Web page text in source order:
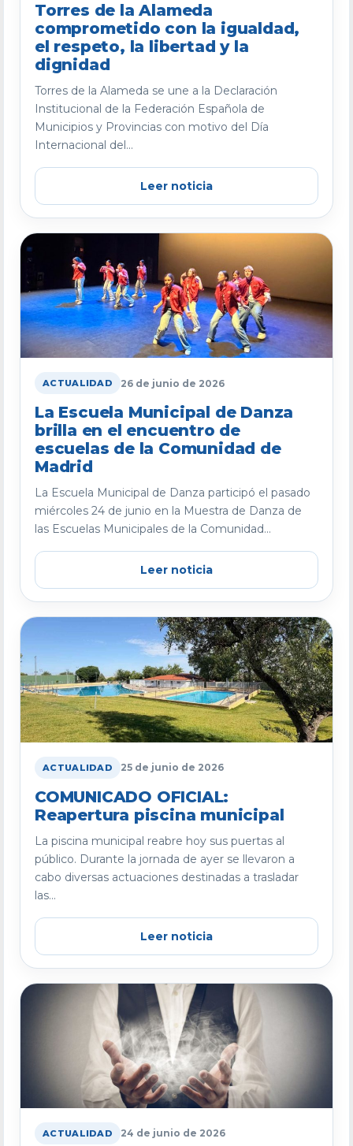
Torres de la Alameda
comprometido con la igualdad,
el respeto, la libertad y la
dignidad
Torres de la Alameda se une a la Declaración
Institucional de la Federación Española de
Municipios y Provincias con motivo del Día
Internacional del...
Leer noticia
ACTUALIDAD 26 de junio de 2026
La Escuela Municipal de Danza
brilla en el encuentro de
escuelas de la Comunidad de
Madrid
La Escuela Municipal de Danza participó el pasado
miércoles 24 de junio en la Muestra de Danza de
las Escuelas Municipales de la Comunidad...
Leer noticia
ACTUALIDAD 25 de junio de 2026
COMUNICADO OFICIAL:
Reapertura piscina municipal
La piscina municipal reabre hoy sus puertas al
público. Durante la jornada de ayer se llevaron a
cabo diversas actuaciones destinadas a trasladar
las...
Leer noticia
ACTUALIDAD 24 de junio de 2026